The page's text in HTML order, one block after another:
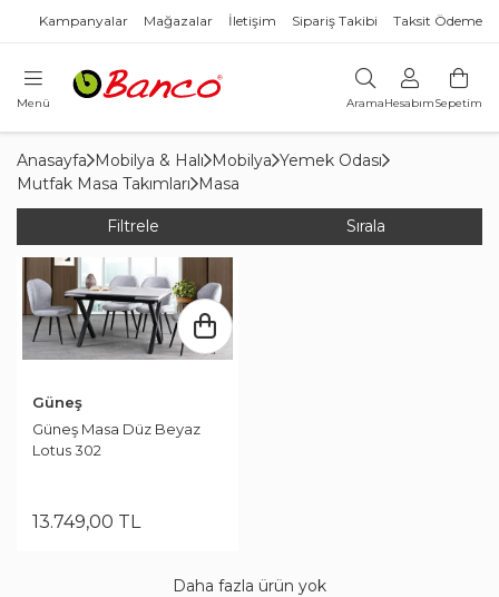
Kampanyalar Mağazalar İletişim Sipariş Takibi Taksit Ödeme
Menü AramaHesabımSepetim
Anasayfa Mobilya & Halı Mobilya Yemek Odası
Mutfak Masa Takımları
Masa
Filtrele Sırala
Güneş
Güneş Masa Düz Beyaz
Lotus 302
13.749,00 TL
Daha fazla ürün yok